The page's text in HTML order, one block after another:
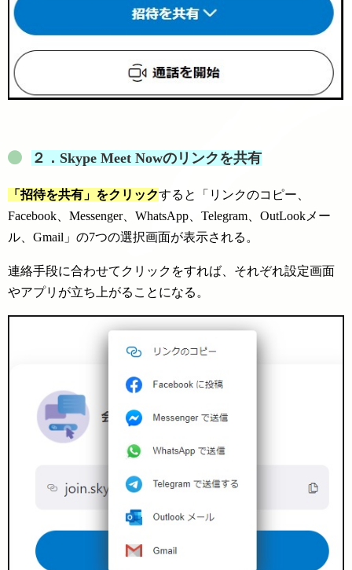
２． Skype Meet Nowのリンクを共有
「招待を共有」をクリックすると「リンクのコピー、
Facebook、Messenger、WhatsApp、Telegram、OutLookメー
ル、Gmail」の7つの選択画面が表示される。
連絡手段に合わせてクリックをすれば、それぞれ設定画面
やアプリが立ち上がることになる。